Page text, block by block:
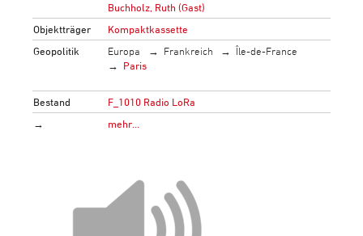
Buchholz, Ruth (Gast)
Objektträger
Kompaktkassette
Geopolitik
Europa Frankreich
Île-de-France
Paris
Bestand
F_1010 Radio LoRa
→
mehr…